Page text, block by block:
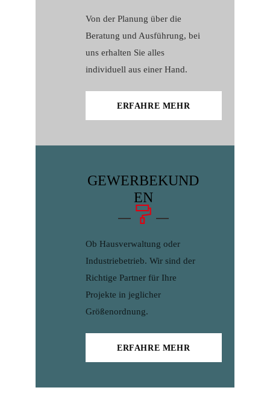
Von der Planung über die
Beratung und Ausführung, bei
uns erhalten Sie alles
individuell aus einer Hand.
ERFAHRE MEHR
GEWERBEKUND
EN
Ob Hausverwaltung oder
Industriebetrieb. Wir sind der
Richtige Partner für Ihre
Projekte in jeglicher
Größenordnung.
ERFAHRE MEHR